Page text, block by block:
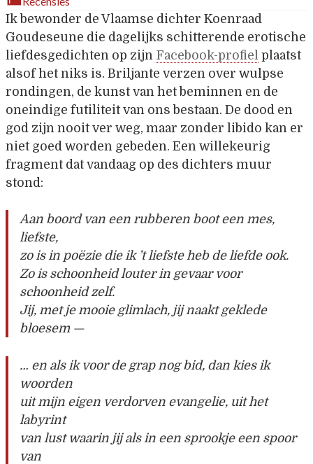
Ik bewonder de Vlaamse dichter Koenraad
Goudeseune die dagelijks schitterende erotische
liefdesgedichten op zijn Facebook-profiel plaatst
alsof het niks is. Briljante verzen over wulpse
rondingen, de kunst van het beminnen en de
oneindige futiliteit van ons bestaan. De dood en
god zijn nooit ver weg, maar zonder libido kan er
niet goed worden gebeden. Een willekeurig
fragment dat vandaag op des dichters muur
stond:
Aan boord van een rubberen boot een mes,
liefste,
zo is in poëzie die ik ’t liefste heb de liefde ook.
Zo is schoonheid louter in gevaar voor
schoonheid zelf.
Jij, met je mooie glimlach, jij naakt geklede
bloesem —
… en als ik voor de grap nog bid, dan kies ik
woorden
uit mijn eigen verdorven evangelie, uit het
labyrint
van lust waarin jij als in een sprookje een spoor
van